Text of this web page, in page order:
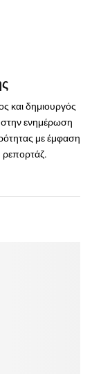
και δημιουργός
ενημέρωση
με έμφαση
ρεπορτάζ.